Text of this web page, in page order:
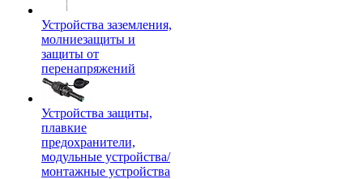
Устройства заземления,
молниезащиты и
защиты от
перенапряжений
Устройства защиты,
плавкие
предохранители,
модульные устройства/
монтажные устройства